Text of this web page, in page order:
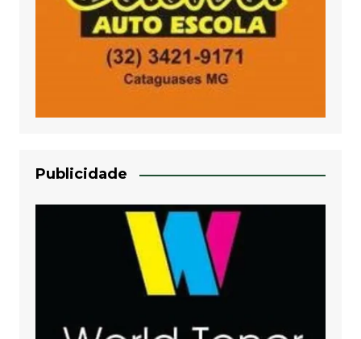
Publicidade